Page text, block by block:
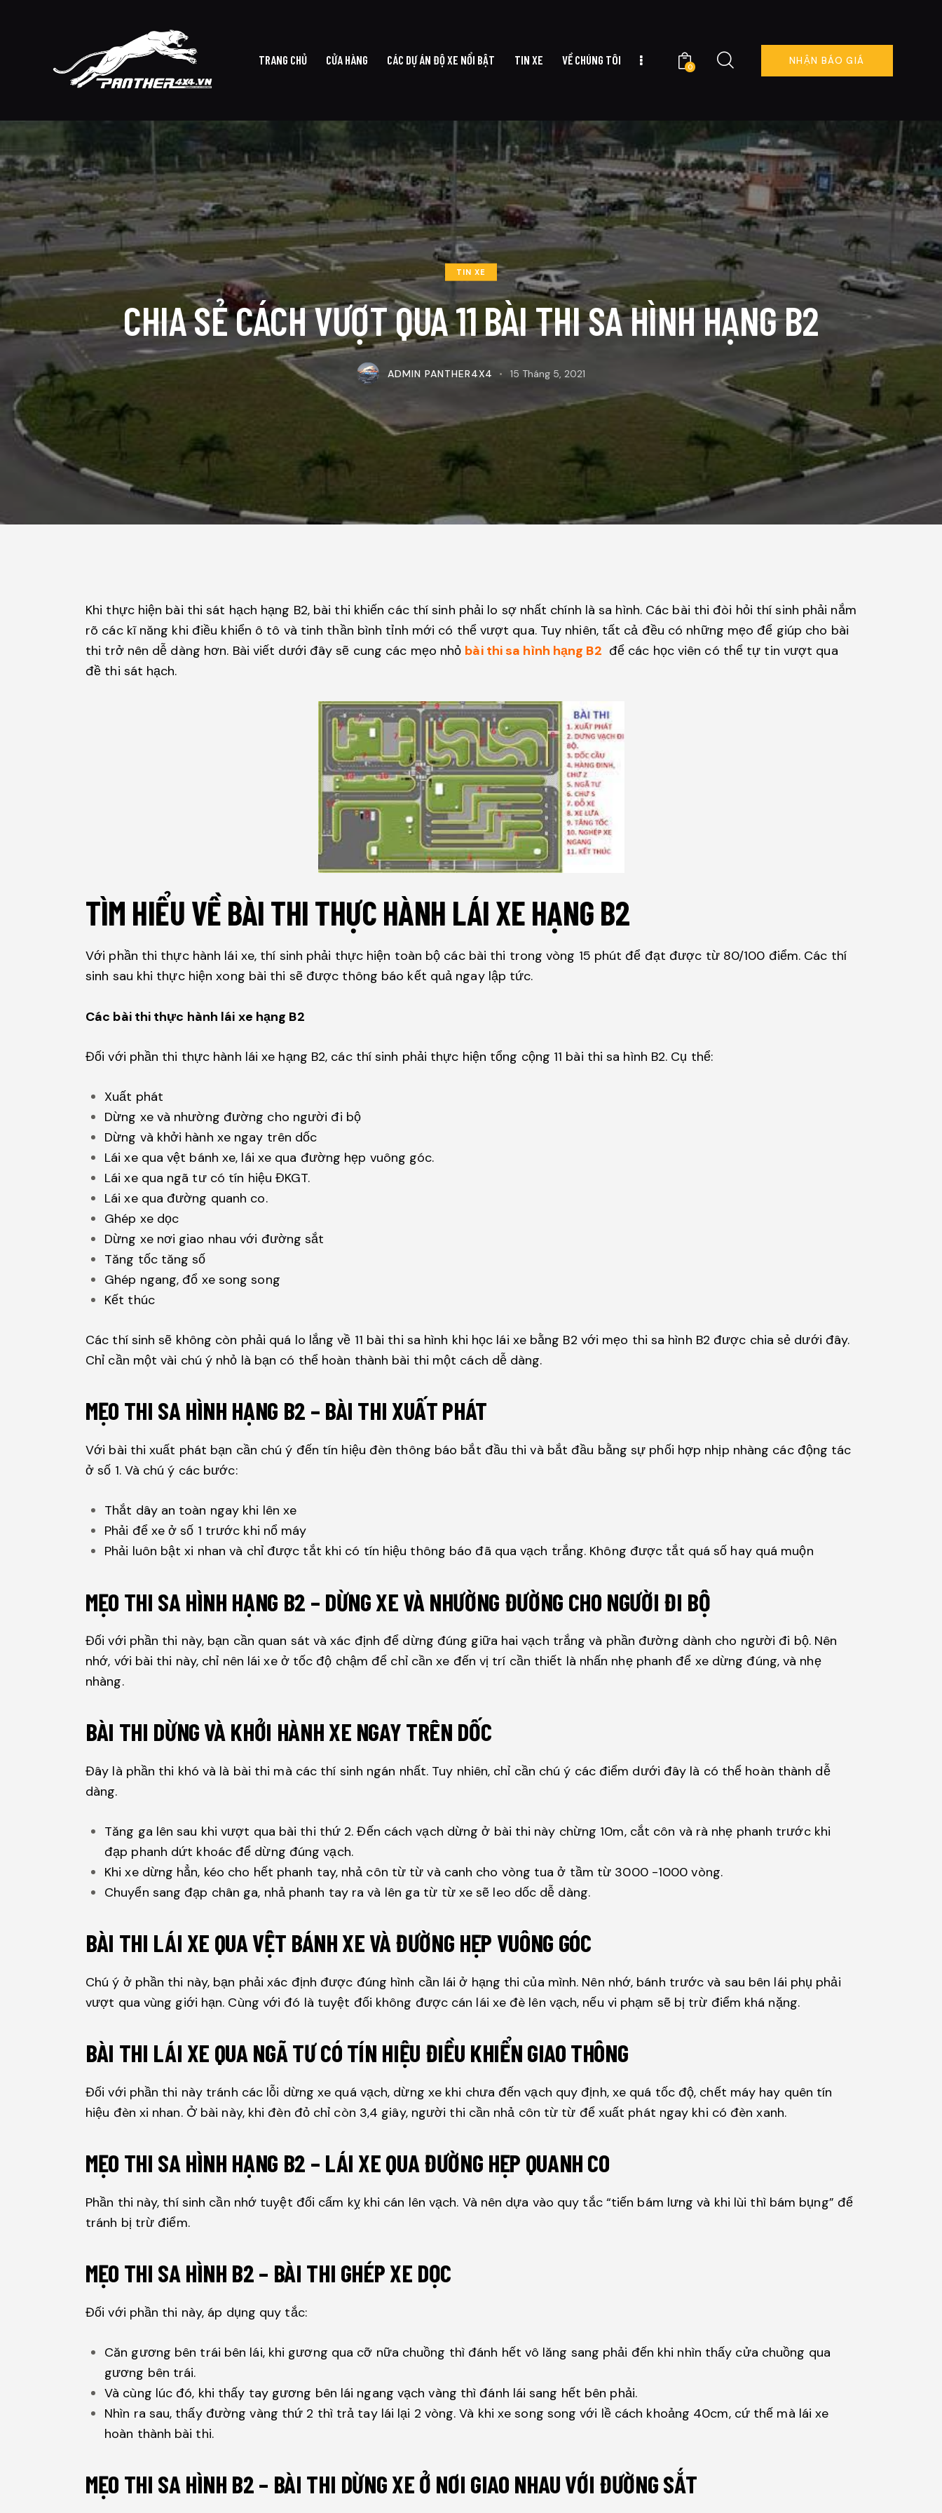
TRANG CHỦ CỬA HÀNG CÁC DỰ ÁN ĐỘ XE NỔI BẬT TIN XE VỀ CHÚNG TÔI
0
NHẬN BÁO GIÁ
TRANG CHỦ CỬA HÀNG CÁC DỰ ÁN ĐỘ XE NỔI BẬT TIN XE VỀ CHÚNG TÔI
0
ĐẶT LỊCH NGAY
TIN XE
CHIA SẺ CÁCH VƯỢT QUA 11 BÀI THI SA HÌNH HẠNG B2
ADMIN PANTHER4X4 15 Tháng 5, 2021
Khi thực hiện bài thi sát hạch hạng B2, bài thi khiến các thí sinh phải lo sợ nhất chính là sa hình. Các bài thi đòi hỏi thí sinh phải nắm
rõ các kĩ năng khi điều khiển ô tô và tinh thần bình tỉnh mới có thể vượt qua. Tuy nhiên, tất cả đều có những mẹo để giúp cho bài
thi trở nên dễ dàng hơn. Bài viết dưới đây sẽ cung các mẹo nhỏ bài thi sa hình hạng B2 để các học viên có thể tự tin vượt qua
đề thi sát hạch.
TÌM HIỂU VỀ BÀI THI THỰC HÀNH LÁI XE HẠNG B2
Với phần thi thực hành lái xe, thí sinh phải thực hiện toàn bộ các bài thi trong vòng 15 phút để đạt được từ 80/100 điểm. Các thí
sinh sau khi thực hiện xong bài thi sẽ được thông báo kết quả ngay lập tức.
Các bài thi thực hành lái xe hạng B2
Đối với phần thi thực hành lái xe hạng B2, các thí sinh phải thực hiện tổng cộng 11 bài thi sa hình B2. Cụ thể:
Xuất phát
Dừng xe và nhường đường cho người đi bộ
Dừng và khởi hành xe ngay trên dốc
Lái xe qua vệt bánh xe, lái xe qua đường hẹp vuông góc.
Lái xe qua ngã tư có tín hiệu ĐKGT.
Lái xe qua đường quanh co.
Ghép xe dọc
Dừng xe nơi giao nhau với đường sắt
Tăng tốc tăng số
Ghép ngang, đổ xe song song
Kết thúc
Các thí sinh sẽ không còn phải quá lo lắng về 11 bài thi sa hình khi học lái xe bằng B2 với mẹo thi sa hình B2 được chia sẻ dưới đây.
Chỉ cần một vài chú ý nhỏ là bạn có thể hoàn thành bài thi một cách dễ dàng.
MẸO THI SA HÌNH HẠNG B2 – BÀI THI XUẤT PHÁT
Với bài thi xuất phát bạn cần chú ý đến tín hiệu đèn thông báo bắt đầu thi và bắt đầu bằng sự phối hợp nhịp nhàng các động tác
ở số 1. Và chú ý các bước:
Thắt dây an toàn ngay khi lên xe
Phải để xe ở số 1 trước khi nổ máy
Phải luôn bật xi nhan và chỉ được tắt khi có tín hiệu thông báo đã qua vạch trắng. Không được tắt quá số hay quá muộn
MẸO THI SA HÌNH HẠNG B2 – DỪNG XE VÀ NHƯỜNG ĐƯỜNG CHO NGƯỜI ĐI BỘ
Đối với phần thi này, bạn cần quan sát và xác định để dừng đúng giữa hai vạch trắng và phần đường dành cho người đi bộ. Nên
nhớ, với bài thi này, chỉ nên lái xe ở tốc độ chậm để chỉ cần xe đến vị trí cần thiết là nhấn nhẹ phanh để xe dừng đúng, và nhẹ
nhàng.
BÀI THI DỪNG VÀ KHỞI HÀNH XE NGAY TRÊN DỐC
Đây là phần thi khó và là bài thi mà các thí sinh ngán nhất. Tuy nhiên, chỉ cần chú ý các điểm dưới đây là có thể hoàn thành dễ
dàng.
Tăng ga lên sau khi vượt qua bài thi thứ 2. Đến cách vạch dừng ở bài thi này chừng 10m, cắt côn và rà nhẹ phanh trước khi
đạp phanh dứt khoác để dừng đúng vạch.
Khi xe dừng hẳn, kéo cho hết phanh tay, nhả côn từ từ và canh cho vòng tua ở tầm từ 3000 -1000 vòng.
Chuyển sang đạp chân ga, nhả phanh tay ra và lên ga từ từ xe sẽ leo dốc dễ dàng.
BÀI THI LÁI XE QUA VỆT BÁNH XE VÀ ĐƯỜNG HẸP VUÔNG GÓC
Chú ý ở phần thi này, bạn phải xác định được đúng hình cần lái ở hạng thi của mình. Nên nhớ, bánh trước và sau bên lái phụ phải
vượt qua vùng giới hạn. Cùng với đó là tuyệt đối không được cán lái xe đè lên vạch, nếu vi phạm sẽ bị trừ điểm khá nặng.
BÀI THI LÁI XE QUA NGÃ TƯ CÓ TÍN HIỆU ĐIỀU KHIỂN GIAO THÔNG
Đối với phần thi này tránh các lỗi dừng xe quá vạch, dừng xe khi chưa đến vạch quy định, xe quá tốc độ, chết máy hay quên tín
hiệu đèn xi nhan. Ở bài này, khi đèn đỏ chỉ còn 3,4 giây, người thi cần nhả côn từ từ để xuất phát ngay khi có đèn xanh.
MẸO THI SA HÌNH HẠNG B2 – LÁI XE QUA ĐƯỜNG HẸP QUANH CO
Phần thi này, thí sinh cần nhớ tuyệt đối cấm kỵ khi cán lên vạch. Và nên dựa vào quy tắc “tiến bám lưng và khi lùi thì bám bụng” để
tránh bị trừ điểm.
MẸO THI SA HÌNH B2 – BÀI THI GHÉP XE DỌC
Đối với phần thi này, áp dụng quy tắc:
Căn gương bên trái bên lái, khi gương qua cỡ nữa chuồng thì đánh hết vô lăng sang phải đến khi nhìn thấy cửa chuồng qua
gương bên trái.
Và cùng lúc đó, khi thấy tay gương bên lái ngang vạch vàng thì đánh lái sang hết bên phải.
Nhìn ra sau, thấy đường vàng thứ 2 thì trả tay lái lại 2 vòng. Và khi xe song song với lề cách khoảng 40cm, cứ thế mà lái xe
hoàn thành bài thi.
MẸO THI SA HÌNH B2 – BÀI THI DỪNG XE Ở NƠI GIAO NHAU VỚI ĐƯỜNG SẮT